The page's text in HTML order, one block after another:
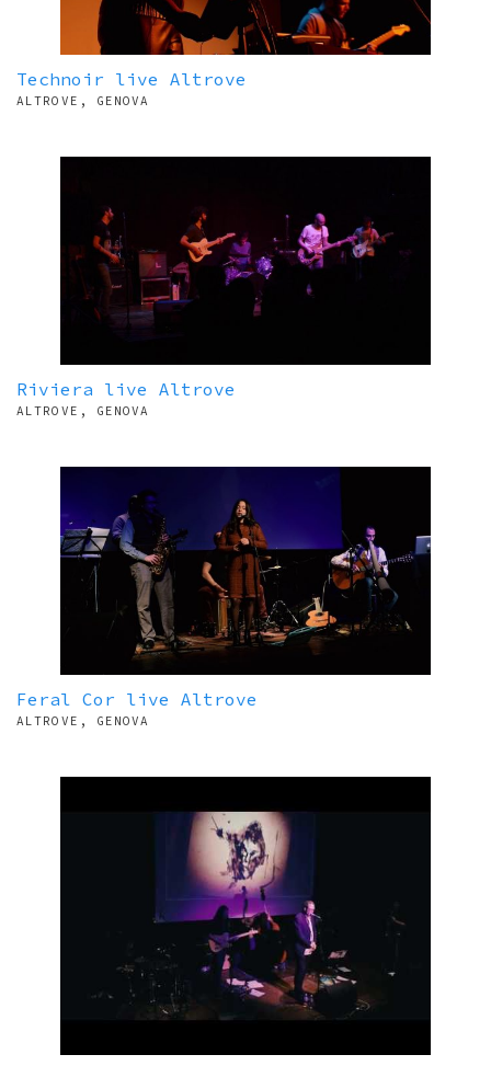
Technoir live Altrove
ALTROVE, GENOVA
Riviera live Altrove
ALTROVE, GENOVA
Feral Cor live Altrove
ALTROVE, GENOVA